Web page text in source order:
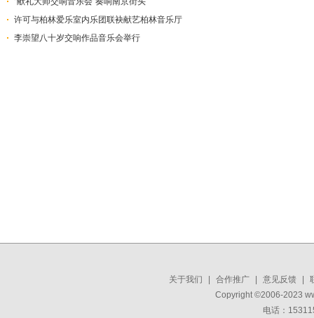
许可与柏林爱乐室内乐团联袂献艺柏林音乐厅
李崇望八十岁交响作品音乐会举行
关于我们 合作推广 意见反馈
Copyright ©2006-2023
电话：